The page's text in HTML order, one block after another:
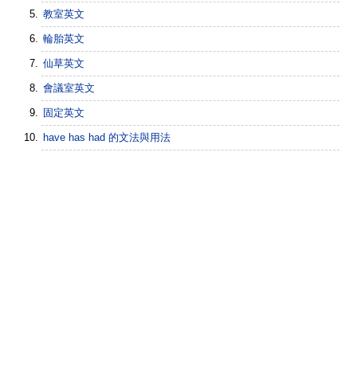
教室英文
輪胎英文
仙草英文
會議室英文
固定英文
have has had 的文法與用法